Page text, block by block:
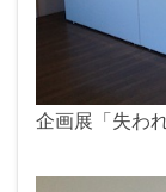
企画展「失わ